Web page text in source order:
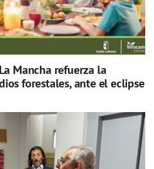
Mancha refuerza la
forestales, ante el eclipse